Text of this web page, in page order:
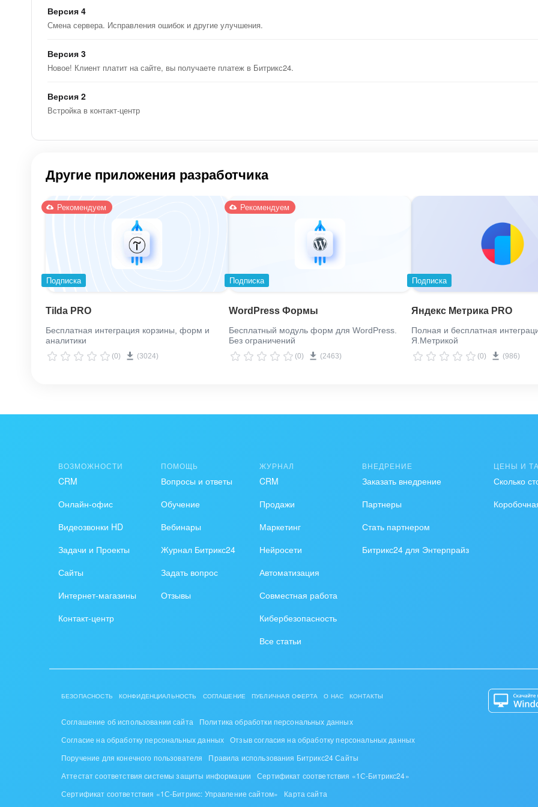
Версия 4
Смена сервера. Исправления ошибок и другие улучшения.
Версия 3
Новое! Клиент платит на сайте, вы получаете платеж в Битрикс24.
Версия 2
Встройка в контакт-центр
Другие приложения разработчика
Рекомендуем
Подписка
Tilda PRO
Бесплатная интеграция корзины, форм и
аналитики
(0) (3024)
Рекомендуем
Подписка
WordPress Формы
Бесплатный модуль форм для WordPress.
Без ограничений
(0) (2463)
Подписка
Яндекс Метрика PRO
Полная и бесплатная
Я.Метрикой
(0) (986)
ВОЗМОЖНОСТИ
CRM
Онлайн-офис
Видеозвонки HD
Задачи и Проекты
Сайты
Интернет-магазины
Контакт-центр
ПОМОЩЬ
Вопросы и ответы
Обучение
Вебинары
Журнал Битрикс24
Задать вопрос
Отзывы
ЖУРНАЛ
CRM
Продажи
Маркетинг
Нейросети
Автоматизация
Совместная работа
Кибербезопасность
Все статьи
ВНЕДРЕНИЕ
Заказать внедрение
Партнеры
Стать партнером
Битрикс24 для Энтерпрайз
ЦЕНЫ И
Сколько
БЕЗОПАСНОСТЬ КОНФИДЕНЦИАЛЬНОСТЬ СОГЛАШЕНИЕ ПУБЛИЧНАЯ ОФЕРТА О НАС КОНТАКТЫ
Соглашение об использовании сайта
Политика обработки персональных данных
Согласие на обработку персональных данных Отзыв согласия на обработку персональных данных
Поручение для конечного пользователя
Правила использования Битрикс24 Сайты
Аттестат соответствия системы защиты информации
Сертификат соответствия «1С-Битрикс24»
Сертификат соответствия «1С-Битрикс: Управление сайтом»
Карта сайта